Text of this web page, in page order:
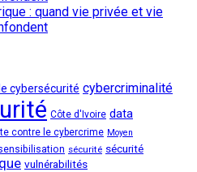
: quand vie privée et vie
cybersécurité cybercriminalité
Côte d'Ivoire data
contre le cybercrime Moyen
sécurité sécurité
vulnérabilités